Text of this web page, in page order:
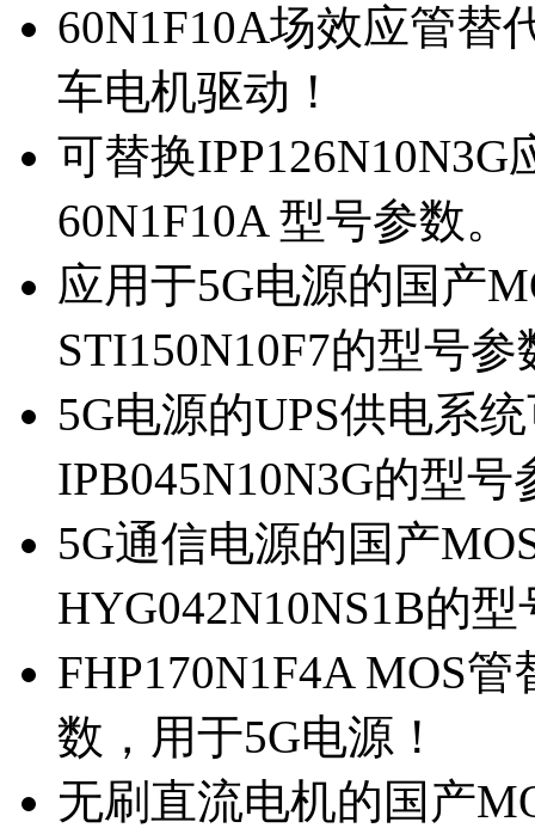
60N1F10A场效应管替
车电机驱动！
可替换
60N1F10A 型号参数。
应用于5G电源的国产
STI150N10F7的型号参
5G电源的UPS供电系
IPB045N10N3G的型号
5G通信电源的国产
HYG042N10NS1B的
FHP170N1F4A MOS
数，用于5G电源！
无刷直流电机的国产